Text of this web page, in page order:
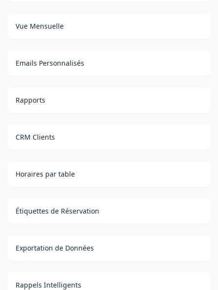
Vue Mensuelle
Emails Personnalisés
Rapports
CRM Clients
Horaires par table
Étiquettes de Réservation
Exportation de Données
Rappels Intelligents